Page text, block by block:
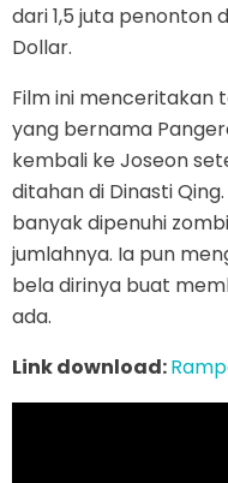
dari 1,5 juta penonton
Dollar.
Film ini menceritakan
yang bernama
kembali ke Joseon
ditahan di Dinasti
banyak dipenuhi
jumlahnya. Ia pun
bela dirinya buat
ada.
Link download: